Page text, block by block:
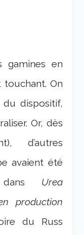
gamines en
touchant. On
dispositif,
Or, dès
d’autres
avaient été
dans Urea
production
du Russ